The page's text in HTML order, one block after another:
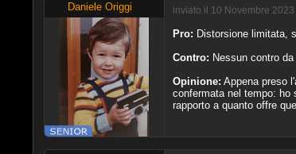
Daniele Origgi inviato il 10 Novembre 2023
Pro: Distorsione limitata,
Contro: Nessun contro
Opinione: Appena preso
confermata nel tempo: ho
rapporto a quanto offre